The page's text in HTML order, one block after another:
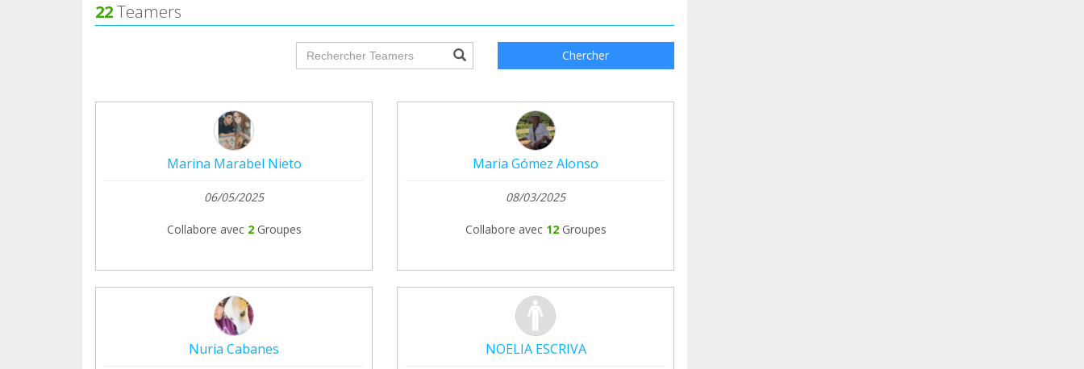
22Teamers
groupProfile.searchForm.search.text??? Chercher
Marina Marabel Nieto
06/05/2025
Collabore avec 2 Groupes
Maria Gómez Alonso
08/03/2025
Collabore avec 12 Groupes
Nuria Cabanes NOELIA ESCRIVA